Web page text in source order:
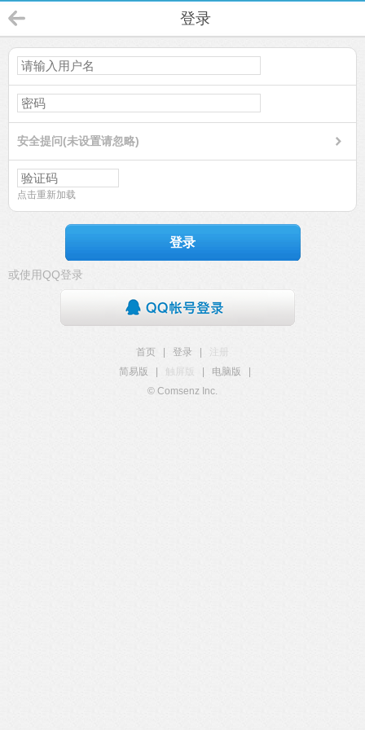
登录
安全提问(未设置请忽略)
点击重新加载
登录
或使用QQ登录
首页 登录
注册
简易版
触屏版 电脑版
© Comsenz Inc.